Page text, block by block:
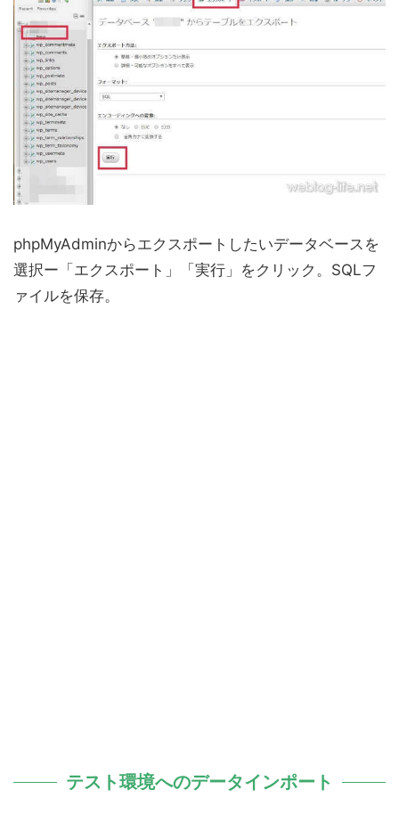
phpMyAdminからエクスポートしたいデータベースを
選択ー「エクスポート」「実行」をクリック。SQLフ
ァイルを保存。
テスト環境へのデータインポート